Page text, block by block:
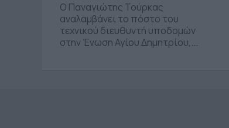
Ο Παναγιώτης Τούρκας
αναλαμβάνει το πόστο του
τεχνικού διευθυντή υποδομών
στην Ένωση Αγίου Δημητρίου,...